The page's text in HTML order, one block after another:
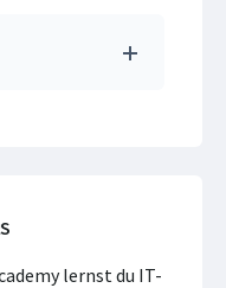
lernst du IT-